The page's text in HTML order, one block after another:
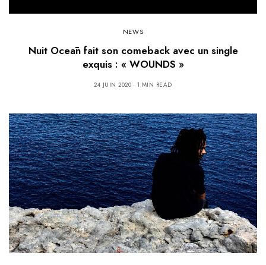
NEWS
Nuit Oceān fait son comeback avec un single
exquis : « WOUNDS »
24 JUIN 2020 1 MIN READ